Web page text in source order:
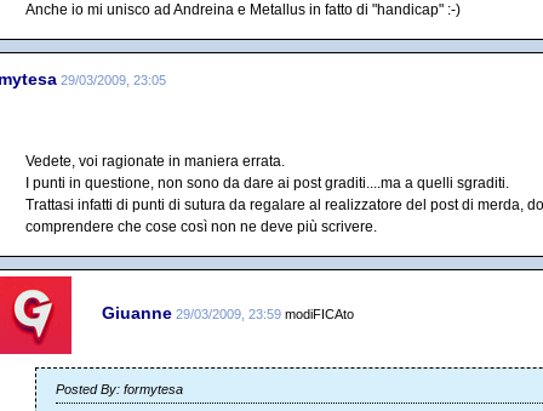
Anche io mi unisco ad Andreina e Metallus in fatto di "handicap" :-)
29/03/2009, 23:05
Vedete, voi ragionate in maniera errata.
I punti in questione, non sono da dare ai post graditi....ma a quelli sgraditi.
Trattasi infatti di punti di sutura da regalare al realizzatore del post di merda,
comprendere che cose così non ne deve più scrivere.
Giuanne 29/03/2009, 23:59 modiFICAto
Posted By: formytesa